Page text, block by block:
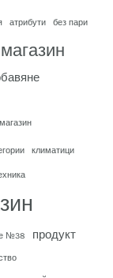
атрибути без пари
климатици
№38 продукт